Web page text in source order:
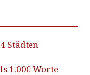
Städten
1.000 Worte